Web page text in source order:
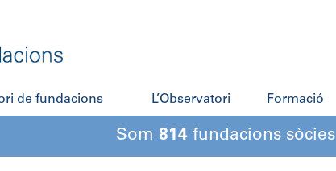
de fundacions L’Observatori Formació
Som 814 fundacions sòcies